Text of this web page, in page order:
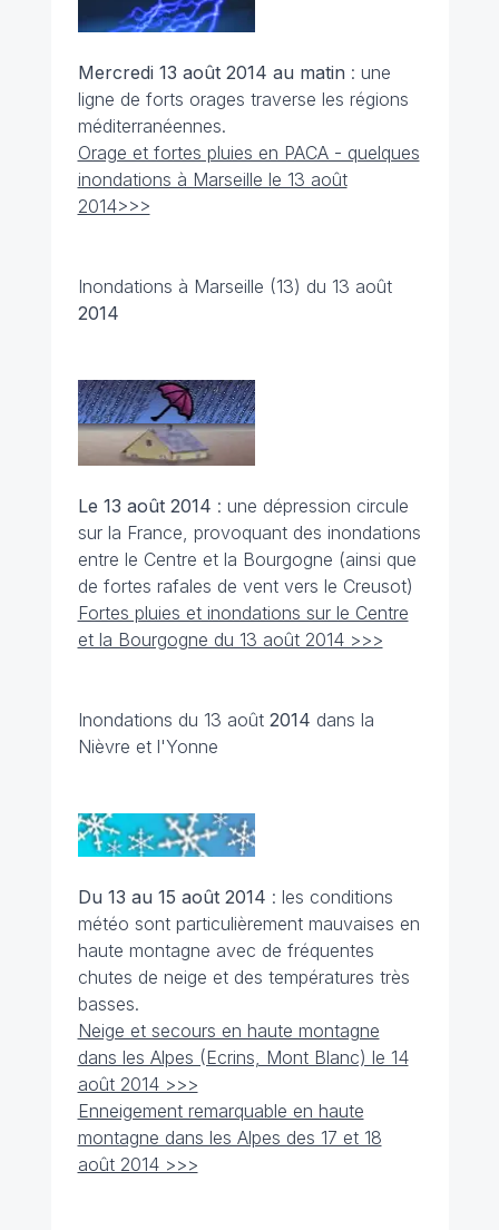
Mercredi 13 août 2014 au matin : une
ligne de forts orages traverse les régions
méditerranéennes.
Orage et fortes pluies en PACA - quelques
inondations à Marseille le 13 août
2014>>>
Inondations à Marseille (13) du 13 août
2014
Le 13 août 2014 : une dépression circule
sur la France, provoquant des inondations
entre le Centre et la Bourgogne (ainsi que
de fortes rafales de vent vers le Creusot)
Fortes pluies et inondations sur le Centre
et la Bourgogne du 13 août 2014 >>>
Inondations du 13 août 2014 dans la
Nièvre et l'Yonne
Du 13 au 15 août 2014 : les conditions
météo sont particulièrement mauvaises en
haute montagne avec de fréquentes
chutes de neige et des températures très
basses.
Neige et secours en haute montagne
dans les Alpes (Ecrins, Mont Blanc) le 14
août 2014 >>>
Enneigement remarquable en haute
montagne dans les Alpes des 17 et 18
août 2014 >>>